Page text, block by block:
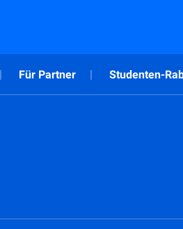
Für Partner Studenten-